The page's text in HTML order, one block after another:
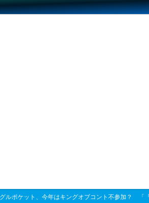
ルポケット、今年はキングオブコント不参加？ 「